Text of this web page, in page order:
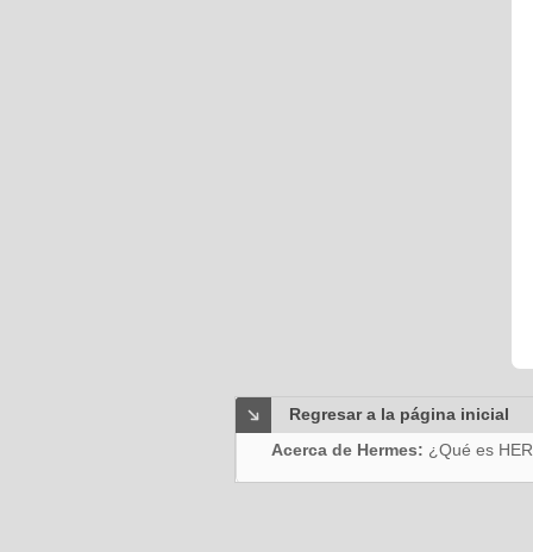
Regresar a la página inicial
Acerca de Hermes: ¿Qué es